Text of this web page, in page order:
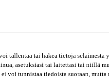
että olet "Yhdysvallat".
tallentaa tai hakea tietoja selaimesta
asetuksiasi tai laitettasi tai niillä
voi tunnistaa tiedoista suoraan,